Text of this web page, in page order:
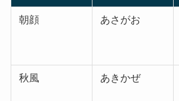
朝顔 あさがお
秋風 あきかぜ